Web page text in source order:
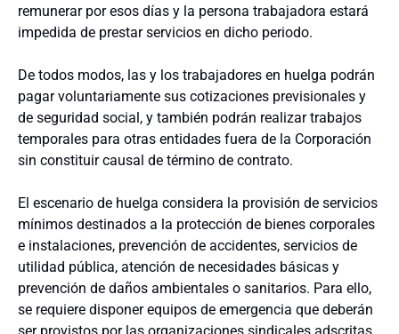
remunerar por esos días y la persona trabajadora estará
impedida de prestar servicios en dicho periodo.
De todos modos, las y los trabajadores en huelga podrán
pagar voluntariamente sus cotizaciones previsionales y
de seguridad social, y también podrán realizar trabajos
temporales para otras entidades fuera de la Corporación
sin constituir causal de término de contrato.
El escenario de huelga considera la provisión de servicios
mínimos destinados a la protección de bienes corporales
e instalaciones, prevención de accidentes, servicios de
utilidad pública, atención de necesidades básicas y
prevención de daños ambientales o sanitarios. Para ello,
se requiere disponer equipos de emergencia que deberán